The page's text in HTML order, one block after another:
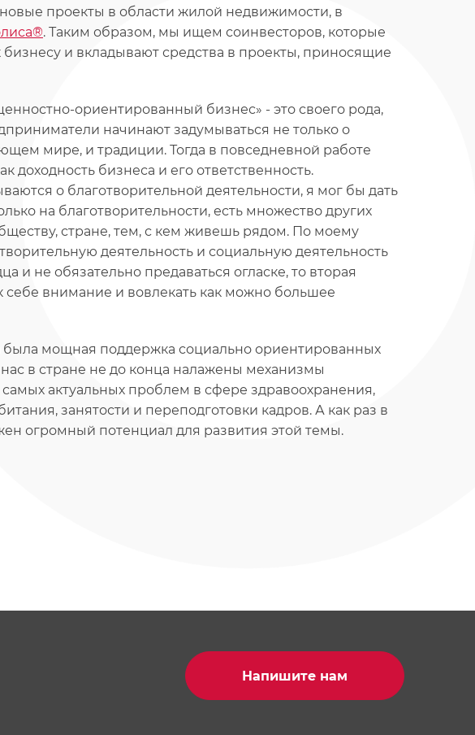
проекты в области жилой недвижимости, в
. Таким образом, мы ищем соинвесторов, которые
и вкладывают средства в проекты, приносящие
ориентированный бизнес» - это своего рода,
начинают задумываться не только о
мире, и традиции. Тогда в повседневной работе
доходность бизнеса и его ответственность.
о благотворительной деятельности, я мог бы дать
на благотворительности, есть множество других
стране, тем, с кем живешь рядом. По моему
деятельность и социальную деятельность
и не обязательно предаваться огласке, то вторая
внимание и вовлекать как можно большее
была мощная поддержка социально ориентированных
в стране не до конца налажены механизмы
актуальных проблем в сфере здравоохранения,
занятости и переподготовки кадров. А как раз в
огромный потенциал для развития этой темы.
Напишите нам